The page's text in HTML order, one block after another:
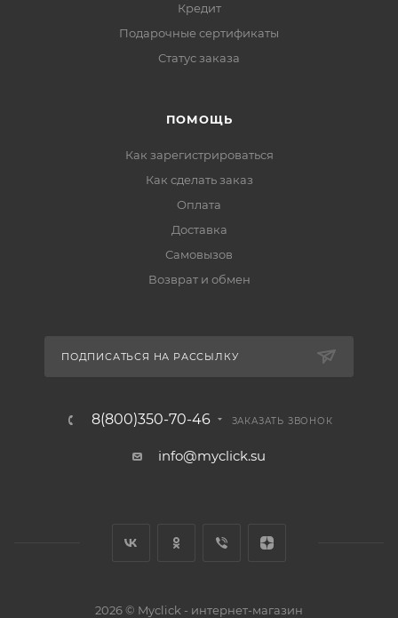
Кредит
Подарочные сертификаты
Статус заказа
ПОМОЩЬ
Как зарегистрироваться
Как сделать заказ
Оплата
Доставка
Самовызов
Возврат и обмен
ПОДПИСАТЬСЯ НА РАССЫЛКУ
8(800)350-70-46 ЗАКАЗАТЬ ЗВОНОК
info@myclick.su
2026 © Myclick - интернет-магазин